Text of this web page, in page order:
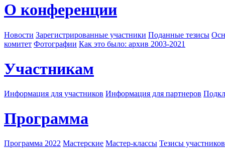
О конференции
Новости Зарегистрированные участники Поданные тезисы
комитет Фотографии Как это было: архив 2003-2021
Участникам
Информация для участников Информация для партнеров
Программа
Программа 2022 Мастерские Мастер-классы Тезисы